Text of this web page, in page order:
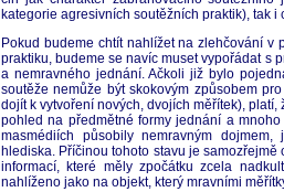
kategorie agresivních soutěžních praktik), tak
Pokud budeme chtít nahlížet na zlehčování
praktiku, budeme se navíc muset vypořádat s
a nemravného jednání. Ačkoli již bylo
soutěže nemůže být skokovým způsobem
dojít k vytvoření nových, dvojích měřítek),
pohled na předmětné formy jednání a
masmédiích působily nemravným
hlediska. Příčinou tohoto stavu je
informací, které měly zpočátku zcela
nahlíženo jako na objekt, který mravními